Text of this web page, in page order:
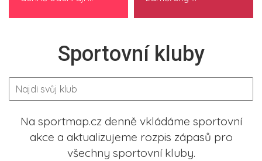
Sportovní kluby
Na sportmap.cz denně vkládáme sportovní
akce a aktualizujeme rozpis zápasů pro
všechny sportovní kluby.